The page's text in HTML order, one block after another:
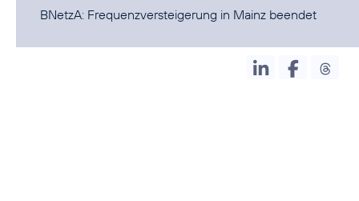
BNetzA: Frequenzversteigerung in Mainz beendet